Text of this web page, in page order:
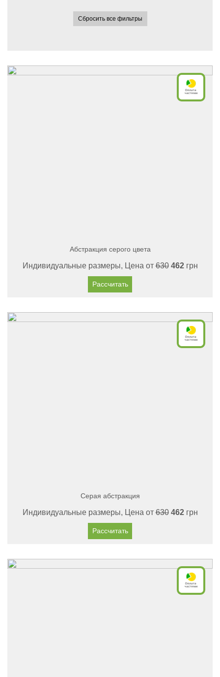
Сбросить все фильтры
Абстракция серого цвета
Индивидуальные размеры, Цена от630 462грн
Рассчитать
Серая абстракция
Индивидуальные размеры, Цена от630 462грн
Рассчитать